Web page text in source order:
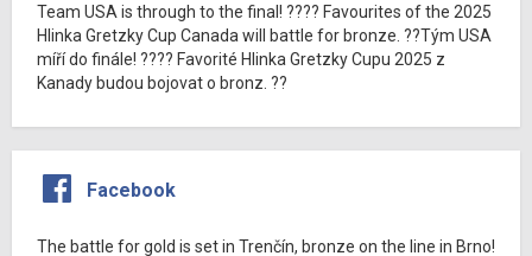
Team USA is through to the final! ???? Favourites of the 2025
Hlinka Gretzky Cup Canada will battle for bronze. ??Tým USA
míří do finále! ???? Favorité Hlinka Gretzky Cupu 2025 z
Kanady budou bojovat o bronz. ??
Facebook
The battle for gold is set in Trenčín, bronze on the line in Brno!